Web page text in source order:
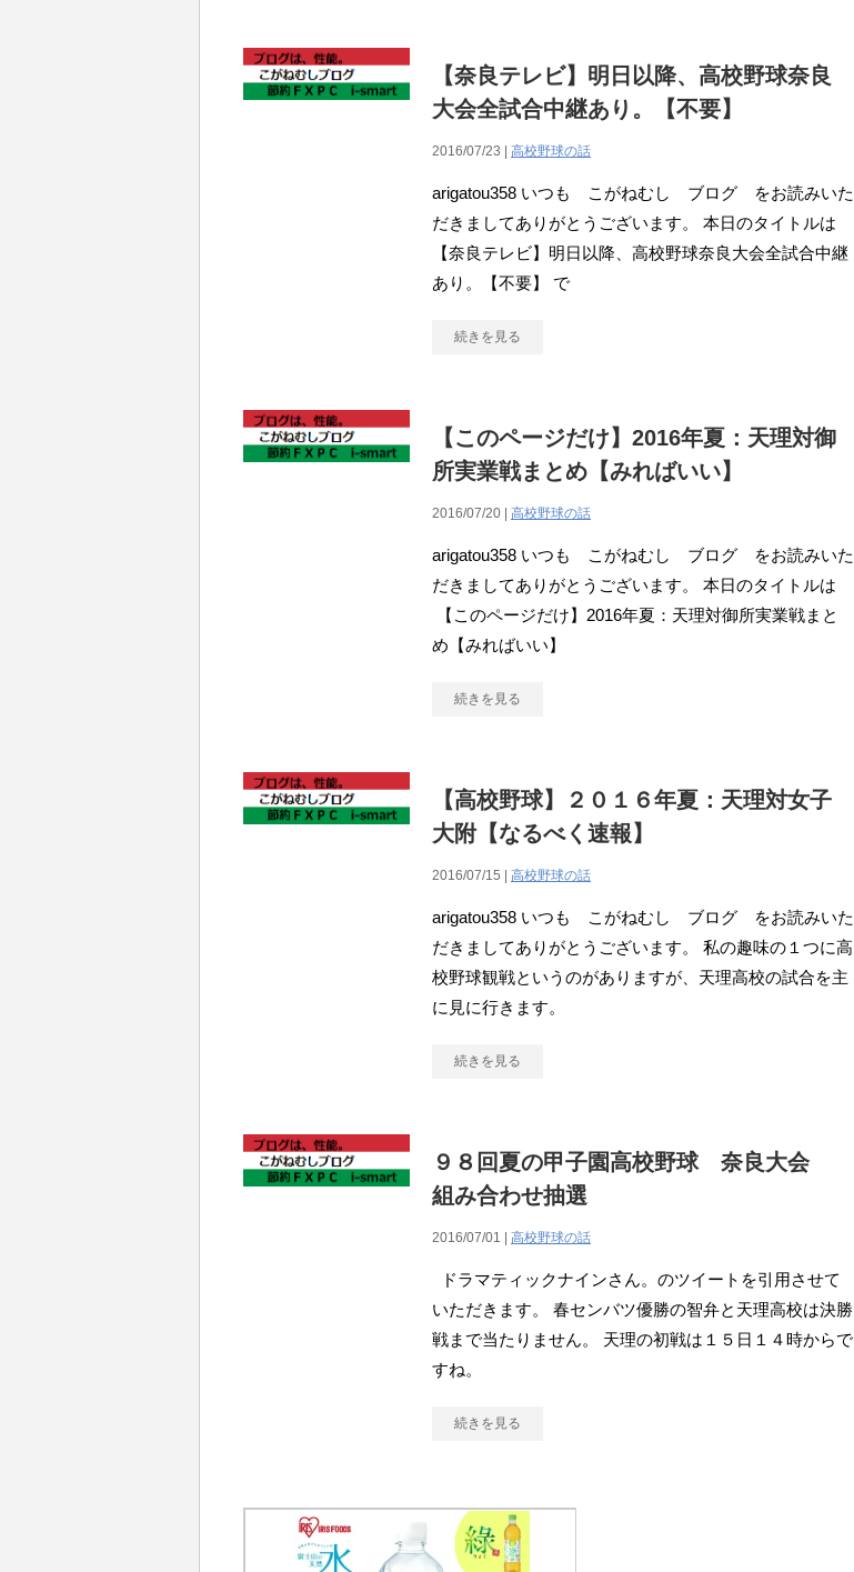
【奈良テレビ】明日以降、高校野球奈良
大会全試合中継あり。【不要】
2016/07/23 | 高校野球の話
arigatou358 いつも こがねむし ブログ をお読みいた
だきましてありがとうございます。 本日のタイトルは
【奈良テレビ】明日以降、高校野球奈良大会全試合中継
あり。【不要】 で
続きを見る
【このページだけ】2016年夏：天理対御
所実業戦まとめ【みればいい】
2016/07/20 | 高校野球の話
arigatou358 いつも こがねむし ブログ をお読みいた
だきましてありがとうございます。 本日のタイトルは
【このページだけ】2016年夏：天理対御所実業戦まと
め【みればいい】
続きを見る
【高校野球】２０１６年夏：天理対女子
大附【なるべく速報】
2016/07/15 | 高校野球の話
arigatou358 いつも こがねむし ブログ をお読みいた
だきましてありがとうございます。 私の趣味の１つに高
校野球観戦というのがありますが、天理高校の試合を主
に見に行きます。
続きを見る
９８回夏の甲子園高校野球 奈良大会
組み合わせ抽選
2016/07/01 | 高校野球の話
ドラマティックナインさん。のツイートを引用させて
いただきます。 春センバツ優勝の智弁と天理高校は決勝
戦まで当たりません。 天理の初戦は１５日１４時からで
すね。
続きを見る